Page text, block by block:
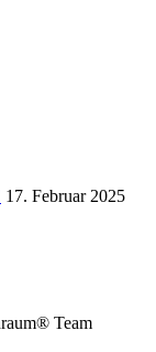
17. Februar 2025
Team